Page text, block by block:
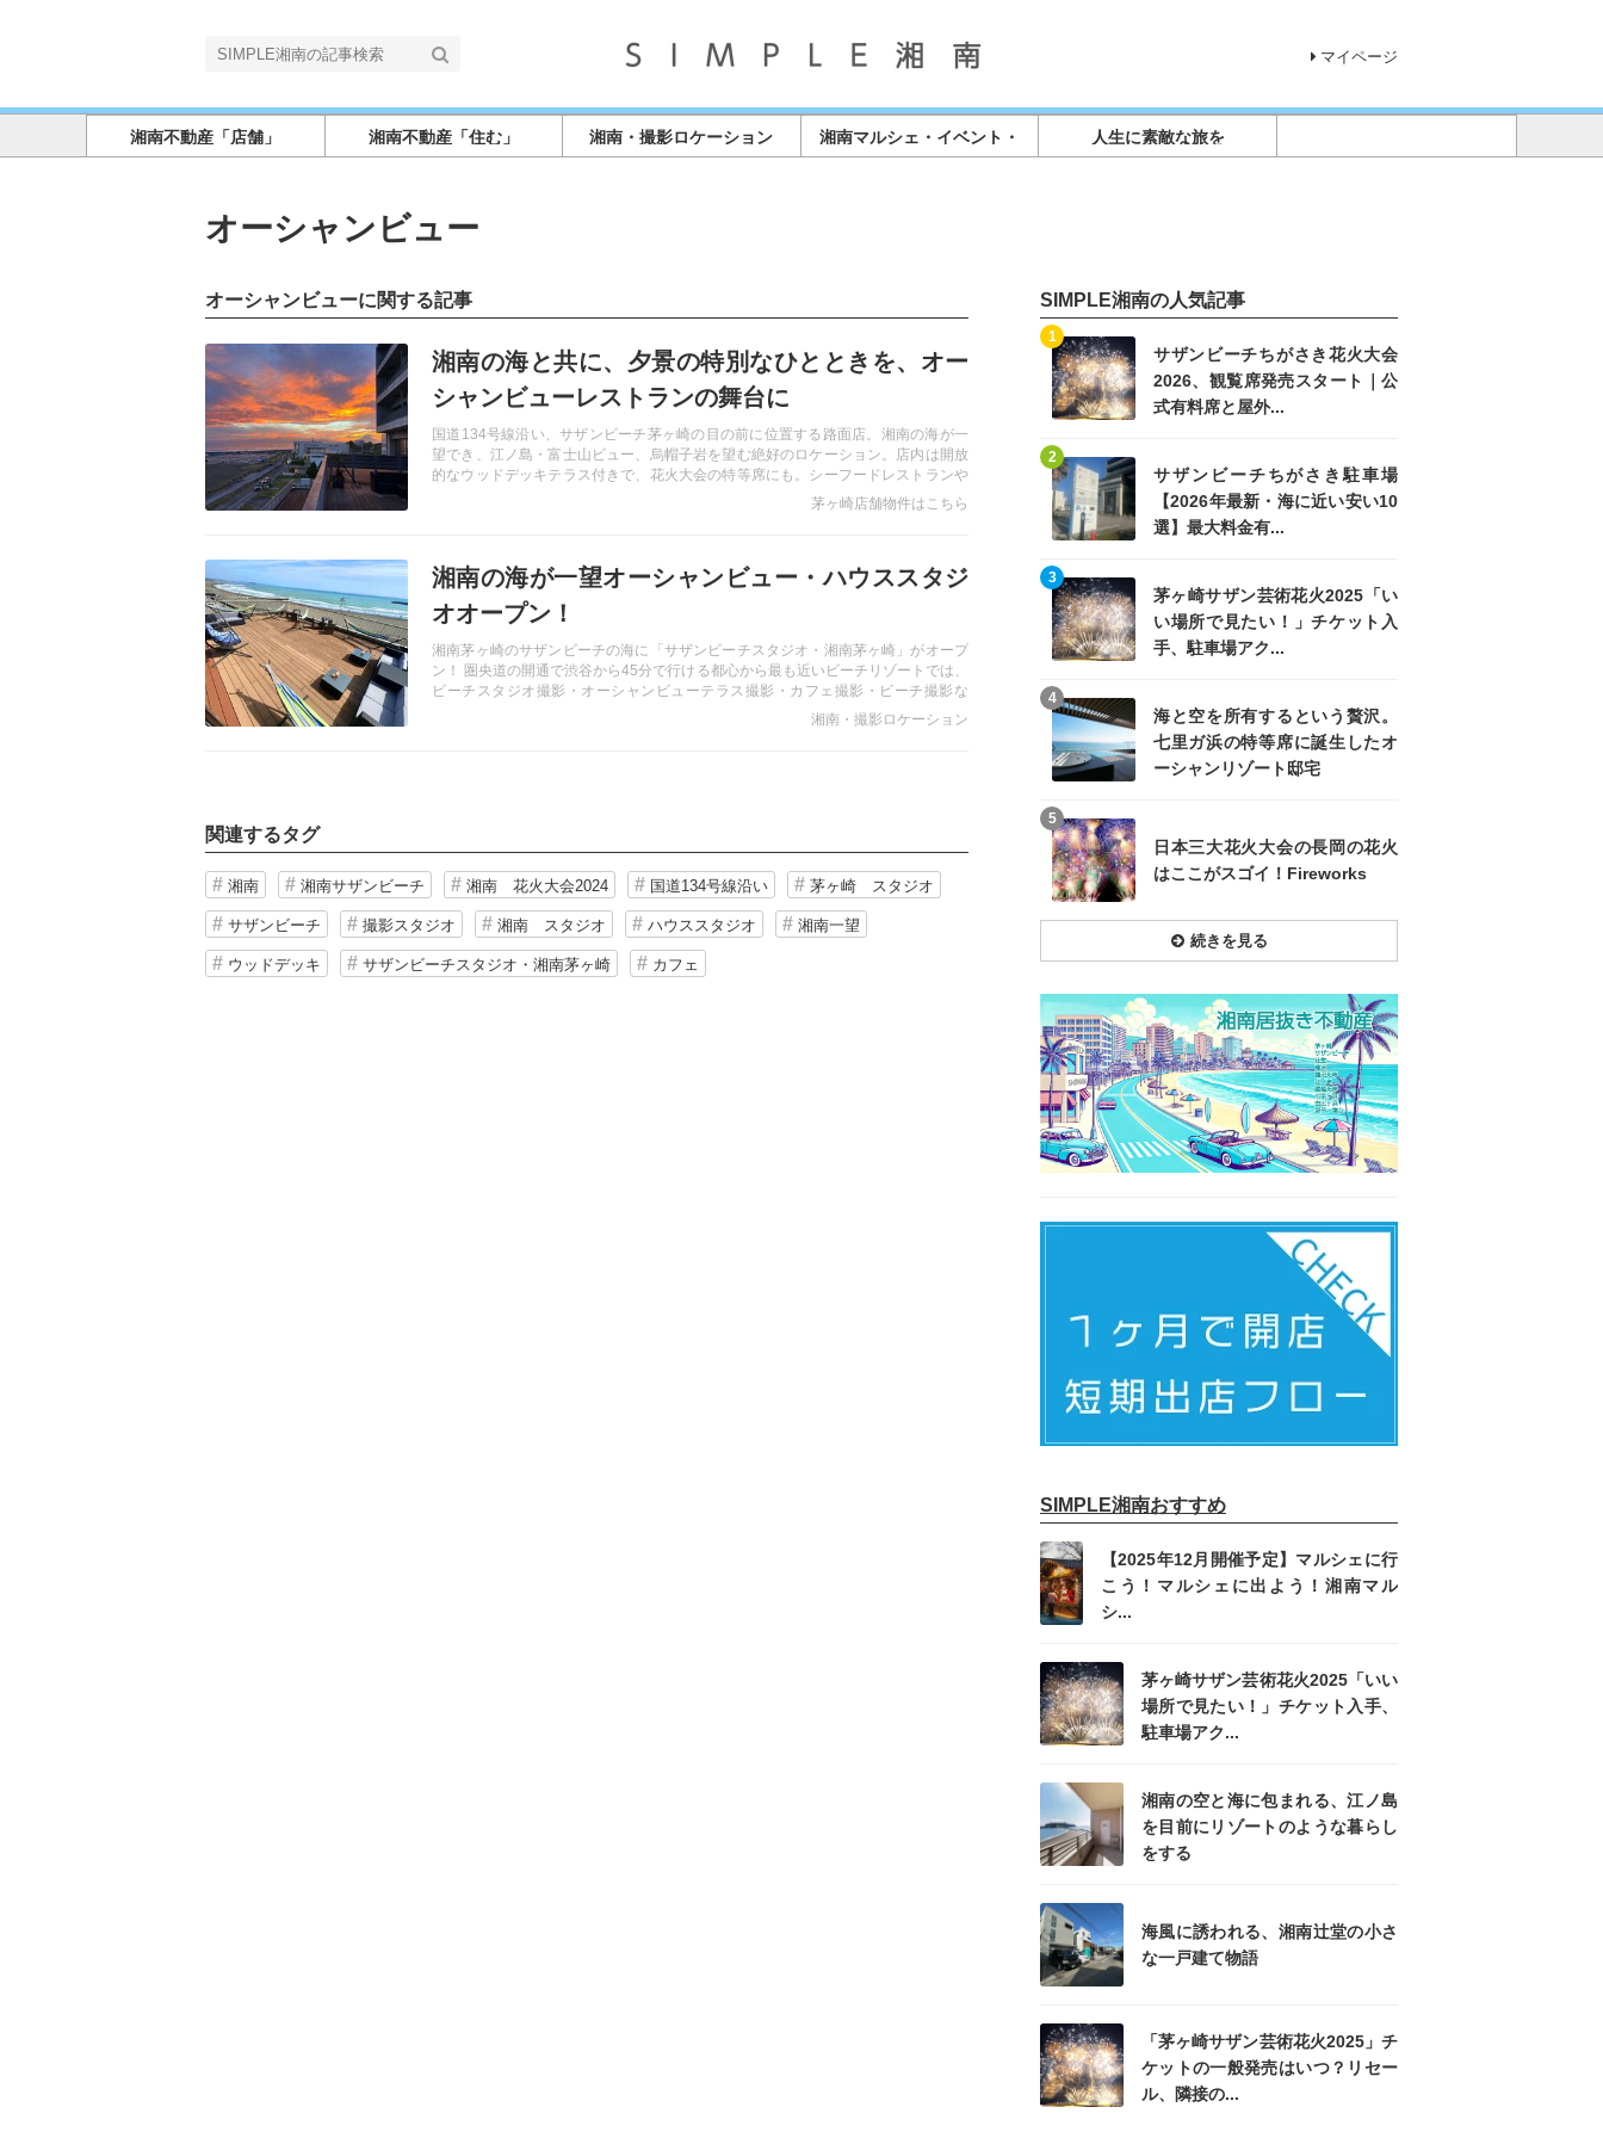
マイページ
湘南不動産「店舗」 湘南不動産「住む」 湘南・撮影ロケーション
湘南マルシェ・イベント・
店舗情報
人生に素敵な旅を
オーシャンビュー
オーシャンビューに関する記事
湘南の海と共に、夕景の特別なひとときを、オー
シャンビューレストランの舞台に
国道134号線沿い、サザンビーチ茅ヶ崎の目の前に位置する路面店。湘南の海が一
望でき、江ノ島・富士山ビュー、烏帽子岩を望む絶好のロケーション。店内は開放
的なウッドデッキテラス付きで、花火大会の特等席にも。シーフードレストランや
カフェ、バーなど幅広い業態に対応可能。湘南らしいチルタイムを提供できる特別
茅ヶ崎店舗物件はこちら
湘南の海が一望オーシャンビュー・ハウススタジ
オオープン！
湘南茅ヶ崎のサザンビーチの海に「サザンビーチスタジオ・湘南茅ヶ崎」がオープ
ン！ 圏央道の開通で渋谷から45分で行ける都心から最も近いビーチリゾートでは、
ビーチスタジオ撮影・オーシャンビューテラス撮影・カフェ撮影・ビーチ撮影な
湘南・撮影ロケーション
関連するタグ
湘南 湘南サザンビーチ 湘南 花火大会2024 国道134号線沿い 茅ヶ崎 スタジオ
サザンビーチ 撮影スタジオ 湘南 スタジオ ハウススタジオ 湘南一望
ウッドデッキ サザンビーチスタジオ・湘南茅ヶ崎 カフェ
SIMPLE湘南の人気記事
サザンビーチちがさき花火大会
2026、観覧席発売スタート｜公
式有料席と屋外...
1
サザンビーチちがさき駐車場
【2026年最新・海に近い安い10
選】最大料金有...
2
記事を読む
茅ヶ崎サザン芸術花火2025「い
い場所で見たい！」チケット入
手、駐車場アク...
3
記事を読む
海と空を所有するという贅沢。
七里ガ浜の特等席に誕生したオ
ーシャンリゾート邸宅
4
記事を読む
日本三大花火大会の長岡の花火
はここがスゴイ！Fireworks
5
続きを見る
SIMPLE湘南おすすめ
【2025年12月開催予定】マルシェに行
こう！マルシェに出よう！湘南マル
シ...
茅ヶ崎サザン芸術花火2025「いい
場所で見たい！」チケット入手、
駐車場アク...
湘南の空と海に包まれる、江ノ島
を目前にリゾートのような暮らし
をする
海風に誘われる、湘南辻堂の小さ
な一戸建て物語
「茅ヶ崎サザン芸術花火2025」チ
ケットの一般発売はいつ？リセー
ル、隣接の...